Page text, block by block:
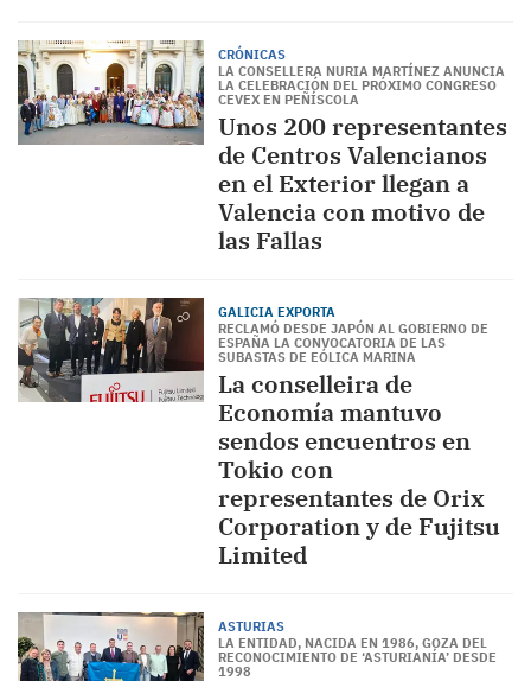
CRÓNICAS
LA CONSELLERA NURIA MARTÍNEZ ANUNCIA
LA CELEBRACIÓN DEL PRÓXIMO CONGRESO
CEVEX EN PEÑÍSCOLA
Unos 200 representantes
de Centros Valencianos
en el Exterior llegan a
Valencia con motivo de
las Fallas
GALICIA EXPORTA
RECLAMÓ DESDE JAPÓN AL GOBIERNO DE
ESPAÑA LA CONVOCATORIA DE LAS
SUBASTAS DE EÓLICA MARINA
La conselleira de
Economía mantuvo
sendos encuentros en
Tokio con
representantes de Orix
Corporation y de Fujitsu
Limited
ASTURIAS
LA ENTIDAD, NACIDA EN 1986, GOZA DEL
RECONOCIMIENTO DE ‘ASTURIANÍA’ DESDE
1998